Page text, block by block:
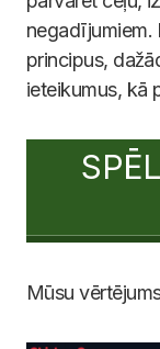
negadījumiem.
principus,
ieteikumus, kā
Mūsu